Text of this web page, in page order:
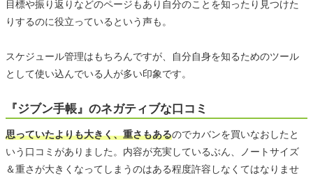
目標や振り返りなどのページもあり自分のことを知ったり見つけた
りするのに役立っているという声も。
スケジュール管理はもちろんですが、自分自身を知るためのツール
として使い込んでいる人が多い印象です。
『ジブン手帳』のネガティブな口コミ
思っていたよりも大きく、重さもあるのでカバンを買いなおしたと
いう口コミがありました。内容が充実しているぶん、ノートサイズ
＆重さが大きくなってしまうのはある程度許容しなくてはなりませ